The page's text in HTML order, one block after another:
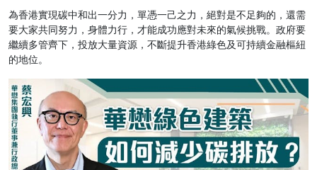
為香港實現碳中和出一分力，單憑一己之力，絕對是不足夠的，還需
要大家共同努力，身體力行，才能成功應對未來的氣候挑戰。政府要
繼續多管齊下，投放大量資源，不斷提升香港綠色及可持續金融樞紐
的地位。